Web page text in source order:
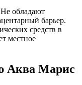
обладают
барьер.
средств в
местное
Аква Марис